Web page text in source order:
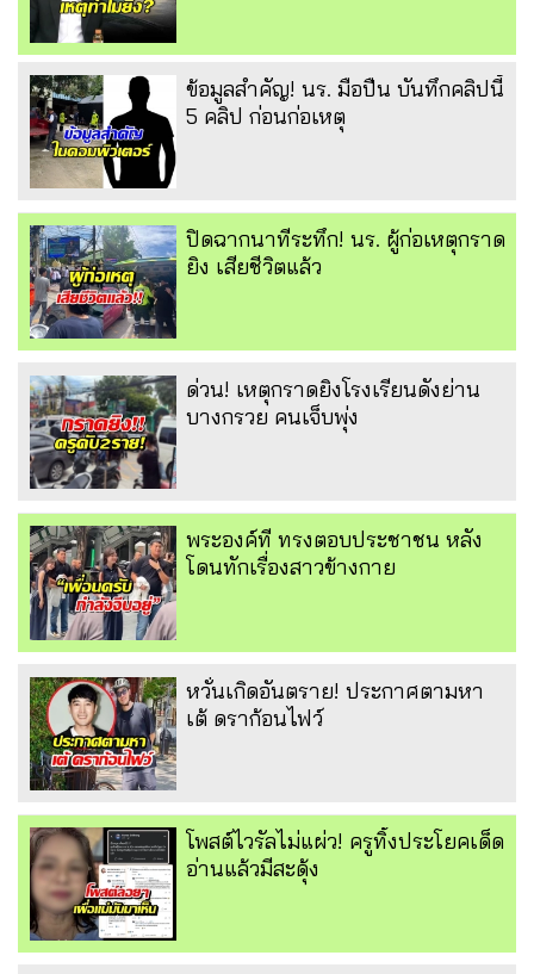
ข้อมูลสำคัญ! นร. มือปืน บันทึกคลิปนี้
5 คลิป ก่อนก่อเหตุ
ปิดฉากนาทีระทึก! นร. ผู้ก่อเหตุกราด
ยิง เสียชีวิตแล้ว
ด่วน! เหตุกราดยิงโรงเรียนดังย่าน
บางกรวย คนเจ็บพุ่ง
พระองค์ที ทรงตอบประชาชน หลัง
โดนทักเรื่องสาวข้างกาย
หวั่นเกิดอันตราย! ประกาศตามหา
เต้ ดราก้อนไฟว์
โพสต์ไวรัลไม่แผ่ว! ครูทิ้งประโยคเด็ด
อ่านแล้วมีสะดุ้ง